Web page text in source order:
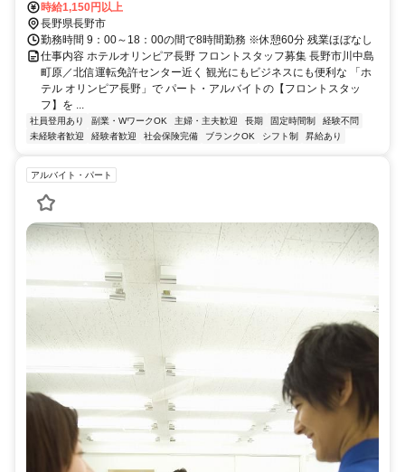
時給1,150円以上
長野県長野市
勤務時間 9：00～18：00の間で8時間勤務 ※休憩60分 残業ほぼなし
仕事内容 ホテルオリンピア長野 フロントスタッフ募集 長野市川中島
町原／北信運転免許センター近く 観光にもビジネスにも便利な 「ホ
テル オリンピア長野」で パート・アルバイトの【フロントスタッ
フ】を ...
社員登用あり 副業・WワークOK 主婦・主夫歓迎 長期 固定時間制
経験不問
未経験者歓迎
経験者歓迎 社会保険完備 ブランクOK シフト制 昇給あり
アルバイト・パート